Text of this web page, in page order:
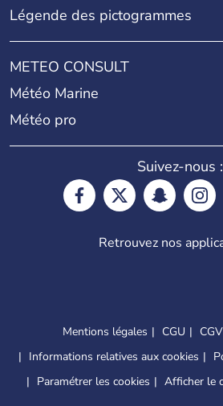
Légende des pictogrammes
METEO CONSULT
Météo Marine
Météo pro
Suivez-nous :
Retrouvez nos
Mentions légales CGU CGV
Informations relatives aux cookies
Paramétrer les cookies
Afficher le